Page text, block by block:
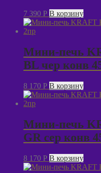
7 390 P В корзину
Мини-печь
BL чер конв
8 170 P В корзину
Мини-печь
GR сер конв
8 170 P В корзину